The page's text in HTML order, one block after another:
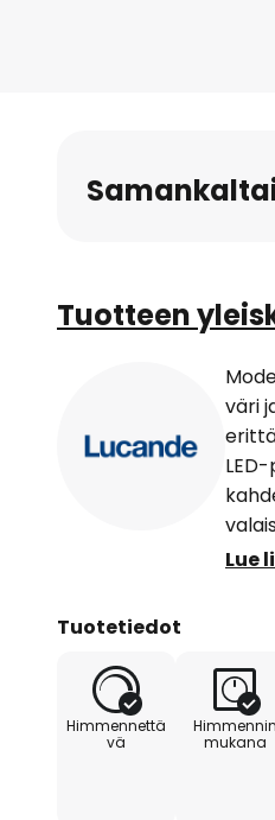
Tuotteen
väri
Lue
Tuotetiedot
Himmennettä
vä
Himmennin
mukana